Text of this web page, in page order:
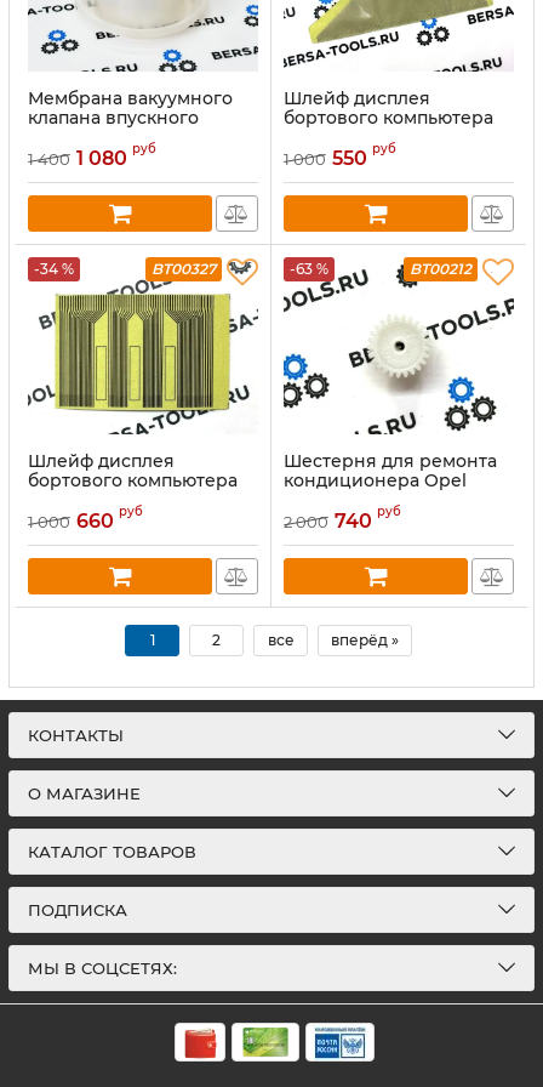
Мембрана вакуумного
клапана впускного
коллектора Opel Astra H
1 400 1 080 руб
Шлейф дисплея
бортового компьютера
1 000 550 руб
-34 % BT00327
Шлейф дисплея
бортового компьютера
1 000 660 руб
-63 % BT00212
Шестерня для ремонта
кондиционера Opel
Vectra C (2002-2009)
2 000 740 руб
1 2 все вперёд »
КОНТАКТЫ
О МАГАЗИНЕ
КАТАЛОГ ТОВАРОВ
ПОДПИСКА
МЫ В СОЦСЕТЯХ: